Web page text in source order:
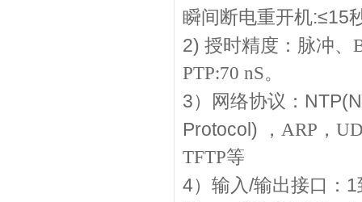
瞬间断电重开机:≤15
2) 授时精度：脉冲、
PTP:70 nS。
3）网络协议：
Protocol)
， ARP ，
TFTP等
4）输入/输出接口： 1